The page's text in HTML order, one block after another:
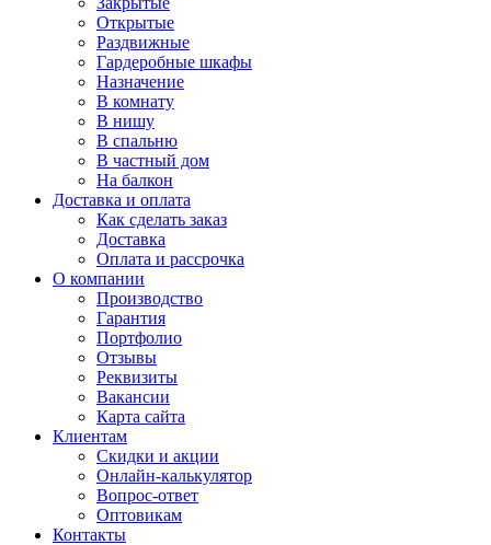
Открытые
Раздвижные
Гардеробные шкафы
Назначение
В комнату
В нишу
В спальню
В частный дом
На балкон
Доставка и оплата
Как сделать заказ
Доставка
Оплата и рассрочка
О компании
Производство
Гарантия
Портфолио
Отзывы
Реквизиты
Вакансии
Карта сайта
Клиентам
Скидки и акции
Онлайн-калькулятор
Вопрос-ответ
Оптовикам
Контакты